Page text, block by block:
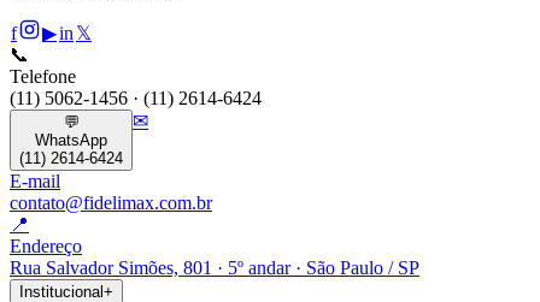
f ▶in 𝕏
📞
Telefone
(11) 5062-1456 · (11) 2614-6424
💬
WhatsApp
(11) 2614-6424
✉
E-mail
contato@fidelimax.com.br
📍
Endereço
Rua Salvador Simões, 801 · 5º andar · São Paulo / SP
Institucional+